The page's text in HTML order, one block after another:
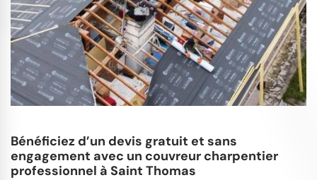
Bénéficiez d’un devis gratuit et sans
engagement avec un couvreur charpentier
professionnel à Saint Thomas